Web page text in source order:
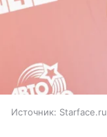
Источник: Starface.ru